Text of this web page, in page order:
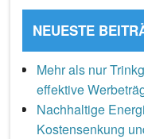
NEUESTE
Mehr als nur
effektive
Nachhaltige
Kostensenkung